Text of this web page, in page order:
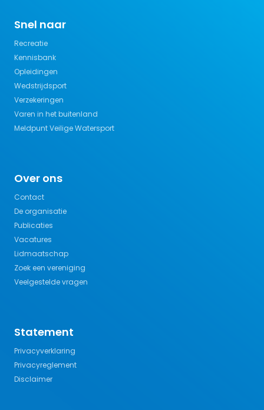
Snel naar
Recreatie
Kennisbank
Opleidingen
Wedstrijdsport
Verzekeringen
Varen in het buitenland
Meldpunt Veilige Watersport
Over ons
Contact
De organisatie
Publicaties
Vacatures
Lidmaatschap
Zoek een vereniging
Veelgestelde vragen
Statement
Privacyverklaring
Privacyreglement
Disclaimer